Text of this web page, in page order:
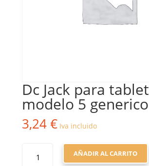
Dc Jack para tablet
modelo 5 generico
3,24€ Iva incluido
AÑADIR AL CARRITO